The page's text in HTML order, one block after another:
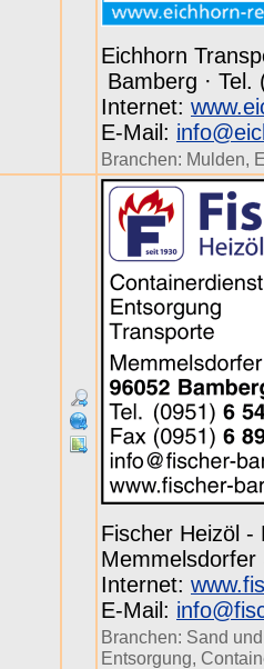
Eichhorn
Bamberg ·
Internet:
E-Mail:
Branchen: Mulden,
Fischer Heizöl -
Memmelsdorfer
Internet:
E-Mail:
Branchen: Sand
Entsorgung,